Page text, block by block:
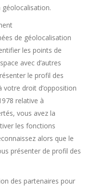
de géolocalisation
les points de
avec d’autres
le profil des
droit d’opposition
relative à
vous avez la
les fonctions
alors que le
présenter de profil des
des partenaires pour